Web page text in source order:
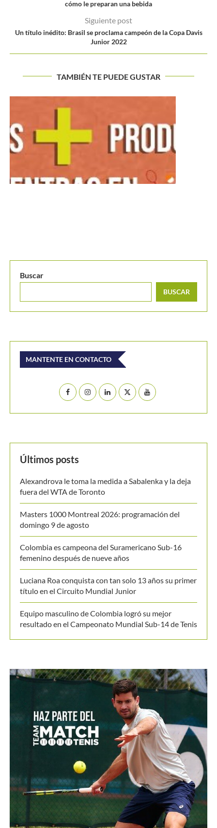
cómo le preparan una bebida
Siguiente post
Un título inédito: Brasil se proclama campeón de la Copa Davis
Junior 2022
TAMBIÉN TE PUEDE GUSTAR
Últimos posts
Alexandrova le toma la medida a Sabalenka y la deja
domingo 9 de agosto
Colombia es campeona del Suramericano Sub-16
femenino después de nueve años
Luciana Roa conquista con tan solo 13 años su primer
título en el Circuito Mundial Junior
Equipo masculino de Colombia logró su mejor
resultado en el Campeonato Mundial Sub-14 de Tenis